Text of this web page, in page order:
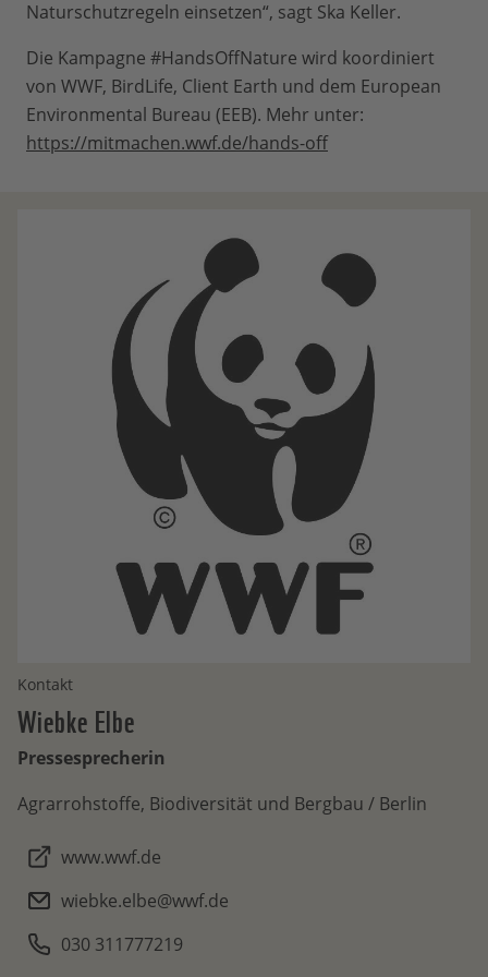
Naturschutzregeln einsetzen“, sagt Ska Keller.
Die Kampagne #HandsOffNature wird koordiniert
von WWF, BirdLife, Client Earth und dem European
Environmental Bureau (EEB). Mehr unter:
https://mitmachen.wwf.de/hands-off
Kontakt
WiebkeElbe
Pressesprecherin
Agrarrohstoffe, Biodiversität und Bergbau / Berlin
www.wwf.de
wiebke.elbe@wwf.de
030 311777219